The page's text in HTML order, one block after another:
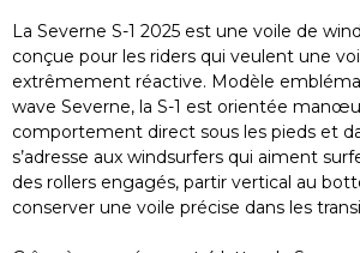
La Severne S-1 2025 est une voile de
conçue pour les riders qui veulent une
extrêmement réactive. Modèle
wave Severne, la S-1 est orientée
comportement direct sous les pieds et
s’adresse aux windsurfers qui aiment
des rollers engagés, partir vertical au
conserver une voile précise dans les